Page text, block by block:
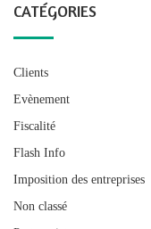
CATÉGORIES
Clients
Evènement
Fiscalité
Flash Info
Imposition des entreprises
Non classé